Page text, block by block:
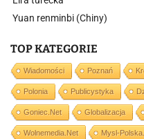
Yuan renminbi (Chiny)
TOP KATEGORIE
Wiadomości Poznań
Polonia Publicystyka
Goniec.net Globalizacja
Wolnemedia.net Mysl-